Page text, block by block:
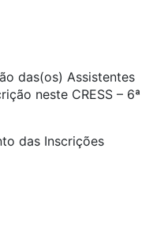
das(os) Assistentes
neste CRESS – 6ª
das Inscrições